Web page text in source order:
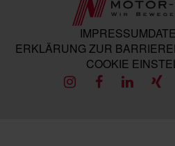
IMPRESSUM
ERKLÄRUNG ZUR
COOKIE